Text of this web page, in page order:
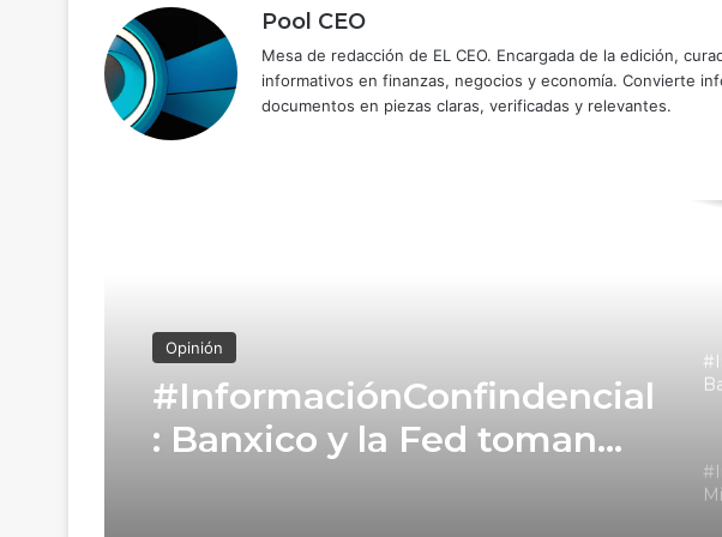
Pool CEO
Mesa de redacción de EL CEO. Encargada de la edición,
informativos en finanzas, negocios y economía. Convierte
documentos en piezas claras, verificadas y relevantes.
Opinión
#InformaciónConfindencial
: Banxico y la Fed toman